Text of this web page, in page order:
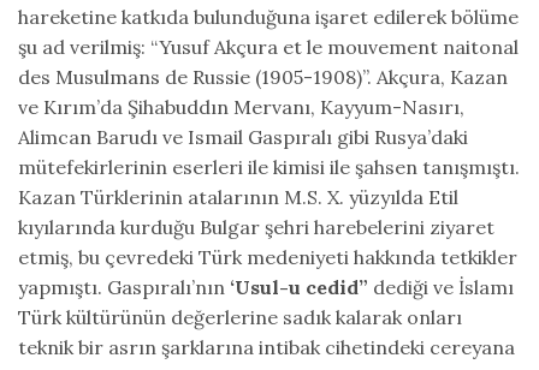
hareketine katkıda bulunduğuna işaret edilerek bölüme
şu ad verilmiş: “Yusuf Akçura et le mouvement naitonal
des Musulmans de Russie (1905-1908)”. Akçura, Kazan
ve Kırım’da Şihabuddın Mervanı, Kayyum-Nasırı,
Alimcan Barudı ve Ismail Gaspıralı gibi Rusya’daki
mütefekirlerinin eserleri ile kimisi ile şahsen tanışmıştı.
Kazan Türklerinin atalarının M.S. X. yüzyılda Etil
kıyılarında kurduğu Bulgar şehri harebelerini ziyaret
etmiş, bu çevredeki Türk medeniyeti hakkında tetkikler
yapmıştı. Gaspıralı’nın ‘Usul-u cedid” dediği ve İslamı
Türk kültürünün değerlerine sadık kalarak onları
teknik bir asrın şarklarına intibak cihetindeki cereyana